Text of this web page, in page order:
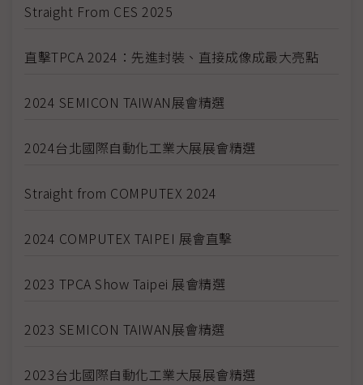
Straight From CES 2025
直擊TPCA 2024：先進封裝、直接成像成最大亮點
2024 SEMICON TAIWAN展會精選
2024台北國際自動化工業大展展會精選
Straight from COMPUTEX 2024
2024 COMPUTEX TAIPEI 展會直擊
2023 TPCA Show Taipei 展會精選
2023 SEMICON TAIWAN展會精選
2023台北國際自動化工業大展展會精選